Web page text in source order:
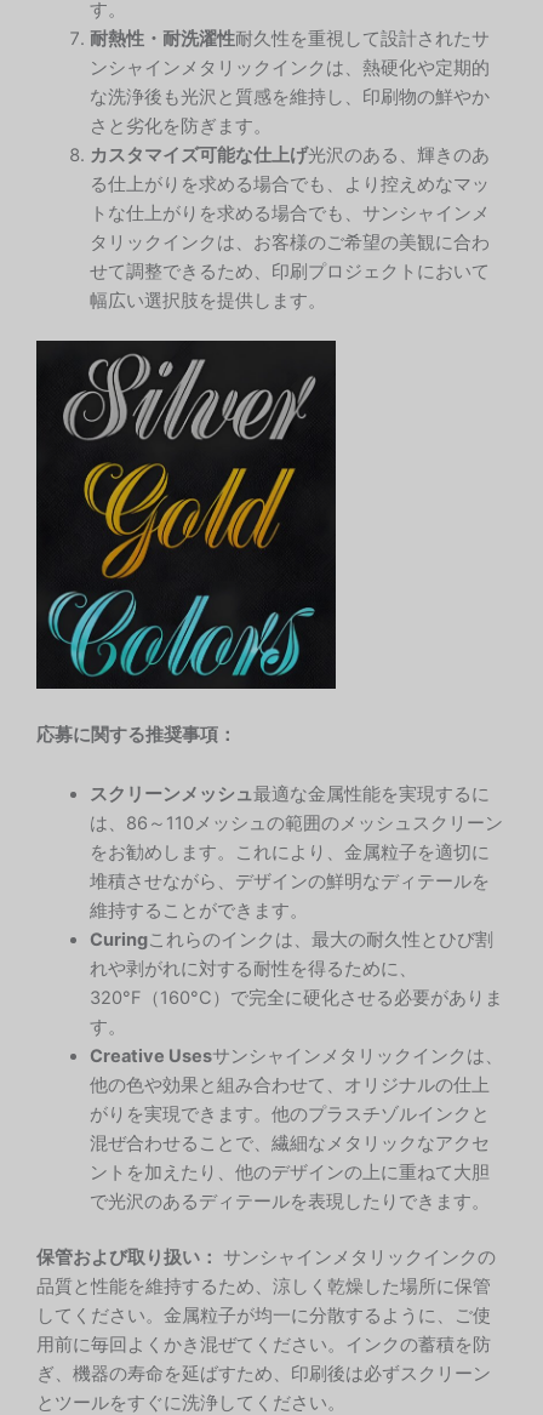
す。
耐熱性・耐洗濯性耐久性を重視して設計されたサ
ンシャインメタリックインクは、熱硬化や定期的
な洗浄後も光沢と質感を維持し、印刷物の鮮やか
さと劣化を防ぎます。
カスタマイズ可能な仕上げ光沢のある、輝きのあ
る仕上がりを求める場合でも、より控えめなマッ
トな仕上がりを求める場合でも、サンシャインメ
タリックインクは、お客様のご希望の美観に合わ
せて調整できるため、印刷プロジェクトにおいて
幅広い選択肢を提供します。
応募に関する推奨事項：
スクリーンメッシュ最適な金属性能を実現するに
は、86～110メッシュの範囲のメッシュスクリーン
をお勧めします。これにより、金属粒子を適切に
堆積させながら、デザインの鮮明なディテールを
維持することができます。
Curingこれらのインクは、最大の耐久性とひび割
れや剥がれに対する耐性を得るために、
320°F（160°C）で完全に硬化させる必要がありま
す。
Creative Usesサンシャインメタリックインクは、
他の色や効果と組み合わせて、オリジナルの仕上
がりを実現できます。他のプラスチゾルインクと
混ぜ合わせることで、繊細なメタリックなアクセ
ントを加えたり、他のデザインの上に重ねて大胆
で光沢のあるディテールを表現したりできます。
保管および取り扱い：
サンシャインメタリックインクの
品質と性能を維持するため、涼しく乾燥した場所に保管
してください。金属粒子が均一に分散するように、ご使
用前に毎回よくかき混ぜてください。インクの蓄積を防
ぎ、機器の寿命を延ばすため、印刷後は必ずスクリーン
とツールをすぐに洗浄してください。